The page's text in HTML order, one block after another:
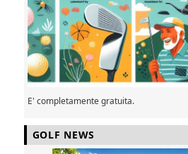
E' completamente gratuita.
GOLF NEWS